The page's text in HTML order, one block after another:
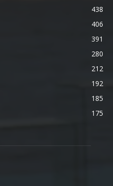
438
406
391
280
212
192
185
175